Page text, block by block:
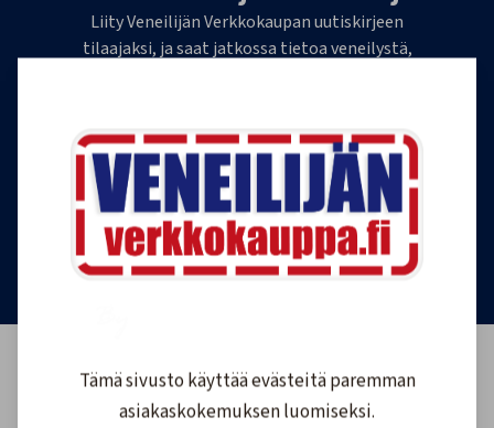
Liity Veneilijän Verkkokaupan uutiskirjeen
tilaajaksi, ja saat jatkossa tietoa veneilystä,
uutiskirjettä kuukaudessa. Voit perua uutiskirjeen
tilauksen milloin tahansa.
Tilaa uutiskirje
Tämä sivusto käyttää evästeitä paremman
asiakaskokemuksen luomiseksi.